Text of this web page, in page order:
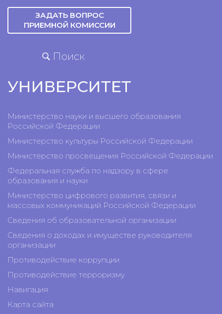
ЗАДАТЬ ВОПРОС
ПРИЕМНОЙ КОМИССИИ
Поиск
УНИВЕРСИТЕТ
Министерство науки и высшего образования
Российской Федерации
Министерство культуры Российской Федерации
Министерство просвещения Российской Федерации
Федеральная служба по надзору в сфере
образования и науки
Министерство цифрового развития, связи и
массовых коммуникаций Российской Федерации
Сведения об образовательной организации
Сведения о доходах и имуществе руководителя
организации
Противодействие коррупции
Противодействие терроризму
Навигация
Карта сайта